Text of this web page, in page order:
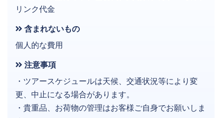
リンク代金
含まれないもの
個人的な費用
注意事項
・ツアースケジュールは天候、交通状況等により変
更、中止になる場合があります。
・貴重品、お荷物の管理はお客様ご自身でお願いしま